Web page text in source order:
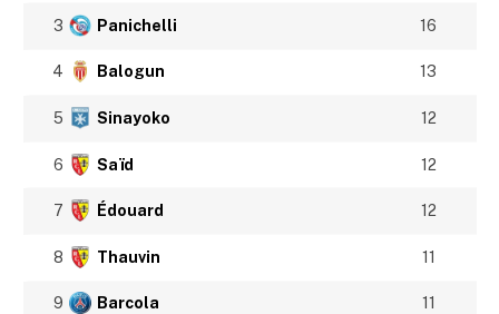
3 Panichelli 16
4 Balogun 13
5 Sinayoko 12
6 Saïd 12
7 Édouard 12
8 Thauvin 11
9 Barcola 11